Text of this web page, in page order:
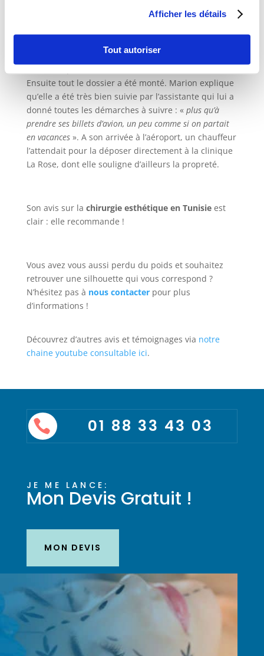
Afficher les détails
Tout autoriser
Facebook où une ancienne patiente lui a
Ensuite tout le dossier a été monté. Marion explique
qu’elle a été très bien suivie par l’assistante qui lui a
donné toutes les démarches à suivre : « plus qu’à
prendre ses billets d’avion, un peu comme si on partait
en vacances». A son arrivée à l’aéroport, un chauffeur
l’attendait pour la déposer directement à la clinique
La Rose, dont elle souligne d’ailleurs la propreté.
Son avis sur la chirurgie esthétique en Tunisieest
clair : elle recommande !
Vous avez vous aussi perdu du poids et souhaitez
retrouver une silhouette qui vous correspond ?
N’hésitez pas à nous contacterpour plus
d’informations !
Découvrez d’autres avis et témoignages via notre
chaine youtube consultable ici.
 01 88 33 43 03
JE ME LANCE:
Mon Devis Gratuit !
MON DEVIS